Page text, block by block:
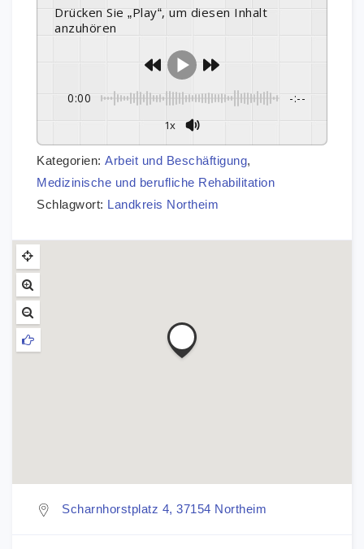
Drücken Sie „Play“, um diesen Inhalt
anzuhören
0:00 -:--
1x
Kategorien: Arbeit und Beschäftigung,
Medizinische und berufliche Rehabilitation
Schlagwort: Landkreis Northeim
Scharnhorstplatz 4, 37154 Northeim